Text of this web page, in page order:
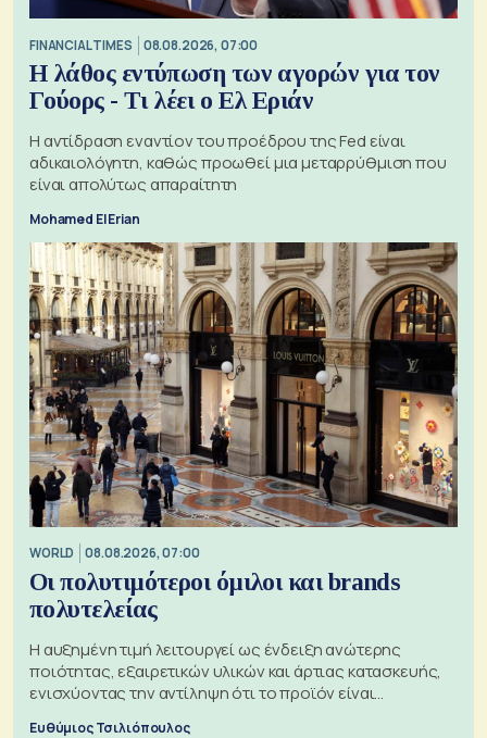
FINANCIAL TIMES 08.08.2026, 07:00
Η λάθος εντύπωση των αγορών για τον
Γούορς - Τι λέει ο Ελ Εριάν
Η αντίδραση εναντίον του προέδρου της Fed είναι
αδικαιολόγητη, καθώς προωθεί μια μεταρρύθμιση που
είναι απολύτως απαραίτητη
Mohamed El Erian
WORLD 08.08.2026, 07:00
Οι πολυτιμότεροι όμιλοι και brands
πολυτελείας
Η αυξημένη τιμή λειτουργεί ως ένδειξη ανώτερης
ποιότητας, εξαιρετικών υλικών και άρτιας κατασκευής,
ενισχύοντας την αντίληψη ότι το προϊόν είναι
Ευθύμιος Τσιλιόπουλος